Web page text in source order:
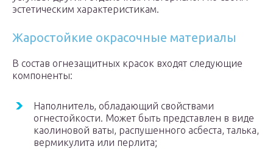
эстетическим характеристикам.
Жаростойкие окрасочные материалы
В состав огнезащитных красок входят следующие
компоненты:
Наполнитель, обладающий свойствами
огнестойкости. Может быть представлен в виде
каолиновой ваты, распушенного асбеста, талька,
вермикулита или перлита;